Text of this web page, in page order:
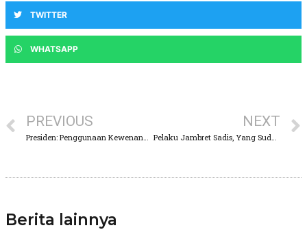
TWITTER
WHATSAPP
PREVIOUS NEXT
Berita lainnya